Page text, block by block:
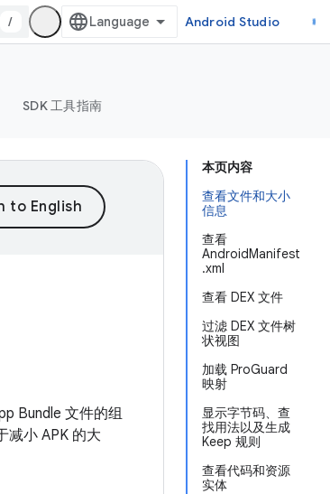
/ Android Studio
SDK 工具指南
本页内容
查看文件和大小
信息
查看
AndroidManifest
.xml
查看 DEX 文件
过滤 DEX 文件树
状视图
加载 ProGuard
映射
显示字节码、查
找用法以及生成
Keep 规则
查看代码和资源
实体
Bundle 文件的组
减小 APK 的大